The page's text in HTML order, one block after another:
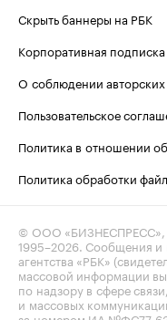
Скрыть баннеры на РБК
Корпоративная подписка
О соблюдении
Пользовательское
Политика в отношении
Политика обработки
© ООО
1995–2026 . Сообщения
агентства «РБК»
массовой информации
по надзору в сфере
и массовых